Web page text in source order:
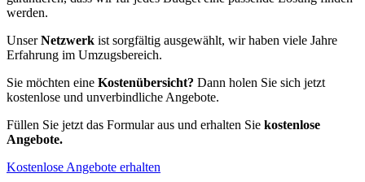
werden.
UnserNetzwerk ist sorgfältig ausgewählt, wir haben viele Jahre
Erfahrung im Umzugsbereich.
Sie möchten eine Kostenübersicht? Dann holen Sie sich jetzt
kostenlose und unverbindliche Angebote.
Füllen Sie jetzt das Formular aus und erhalten Sie kostenlose
Angebote.
Kostenlose Angebote erhalten